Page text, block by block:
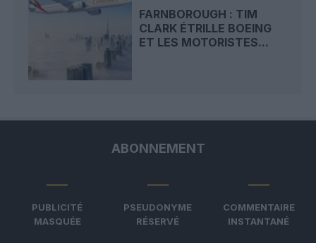
FARNBOROUGH : TIM
CLARK ÉTRILLE BOEING
ET LES MOTORISTES...
ABONNEMENT
PUBLICITÉ
MASQUÉE
PSEUDONYME
RÉSERVÉ
COMMENTAIRE
INSTANTANÉ